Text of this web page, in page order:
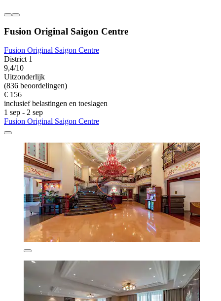
Fusion Original Saigon Centre
Fusion Original Saigon Centre
District 1
9,4/10
Uitzonderlijk
(836 beoordelingen)
€ 156
inclusief belastingen en toeslagen
1 sep - 2 sep
Fusion Original Saigon Centre